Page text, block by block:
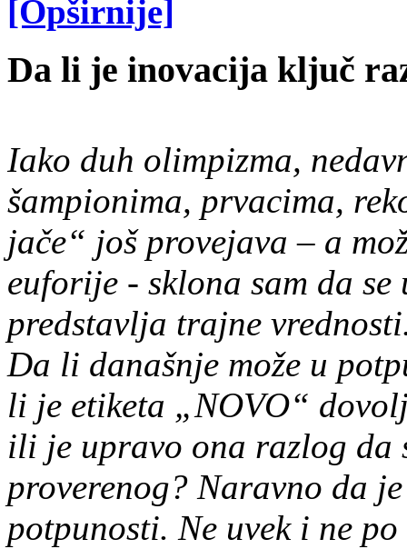
[Opširnije]
Da li je inovacija ključ
Iako duh olimpizma,
šampionima, prvacima,
jače“ još provejava – a
euforije - sklona sam da
predstavlja trajne
Da li današnje može u
li je etiketa „NOVO“
ili je upravo ona razlog da
proverenog? Naravno da
potpunosti. Ne uvek i ne po